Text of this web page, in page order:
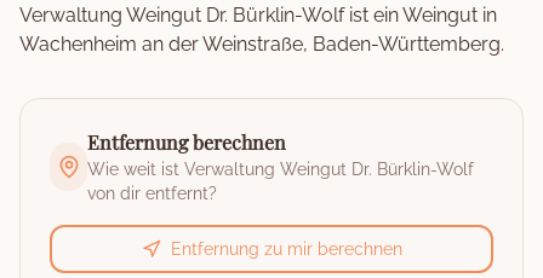
Verwaltung Weingut Dr. Bürklin-Wolf ist ein Weingut in
Wachenheim an der Weinstraße, Baden-Württemberg.
Entfernung berechnen
Wie weit istVerwaltung Weingut Dr. Bürklin-Wolf
von dir entfernt?
Entfernung zu mir berechnen